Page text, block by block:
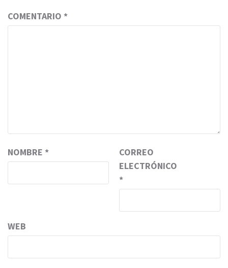
COMENTARIO *
NOMBRE *
CORREO
ELECTRÓNICO
*
WEB